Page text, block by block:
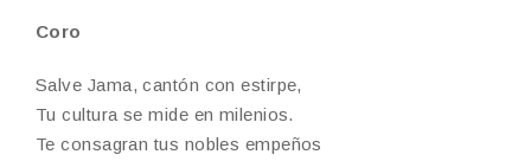
Coro
Salve Jama, cantón con estirpe,
Tu cultura se mide en milenios.
Te consagran tus nobles empeños